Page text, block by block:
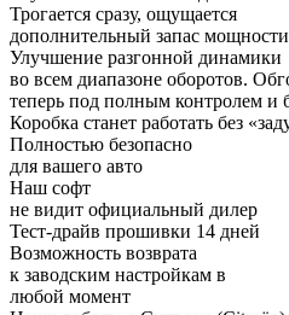
Трогается сразу, ощущается
дополнительный запас мощности
Улучшение разгонной динамики
во всем диапазоне оборотов.
теперь под полным контролем и
Коробка станет работать без
Полностью безопасно
для вашего авто
Наш софт
не видит официальный дилер
Тест-драйв прошивки 14 дней
Возможность возврата
к заводским настройкам в
любой момент